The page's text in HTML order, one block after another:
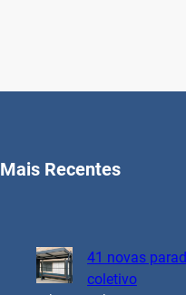
Mais Recentes
41 novas
coletivo